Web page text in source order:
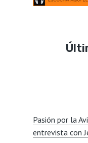
Pasión por la
entrevista con